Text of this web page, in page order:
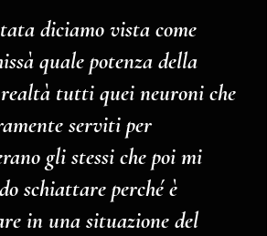
diciamo vista come
quale potenza della
tutti quei neuroni che
serviti per
gli stessi che poi mi
schiattare perché è
in una situazione del